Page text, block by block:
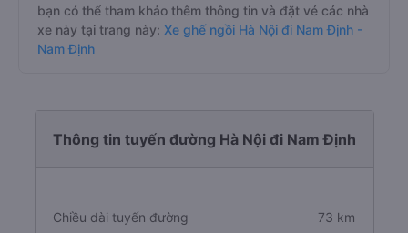
bạn có thể tham khảo thêm thông tin và đặt vé các nhà
xe này tại trang này: Xe ghế ngồi Hà Nội đi Nam Định -
Nam Định
Thông tin tuyến đường Hà Nội đi Nam Định
Chiều dài tuyến đường 73 km